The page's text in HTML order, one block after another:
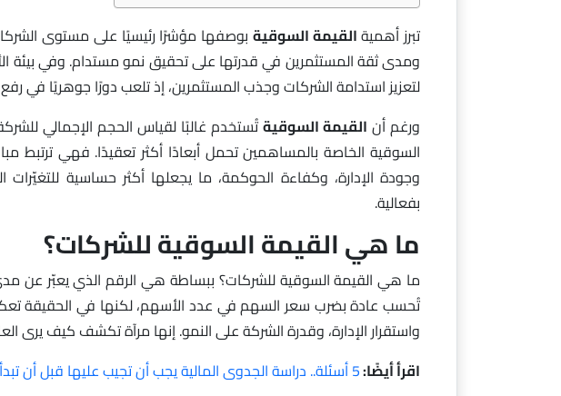
تبرز أهميةالقيمة السوقيةبوصفها مؤشرًا رئيسيًا على مستوى
ومدى ثقة المستثمرين في قدرتها على تحقيق نمو مستدام. وفي بيئة
لتعزيز استدامة الشركات وجذب المستثمرين، إذ تلعب دورًا جوهريًا في
ورغم أن القيمة السوقيةتُستخدم غالبًا لقياس الحجم الإجمالي
السوقية الخاصة بالمساهمين تحمل أبعادًا أكثر تعقيدًا. فهي ترتبط
وجودة الإدارة، وكفاءة الحوكمة، ما يجعلها أكثر حساسية للتغيّرات
بفعالية.
ما هي القيمة السوقية للشركات؟
ما هي القيمة السوقية للشركات؟ ببساطة هي الرقم الذي يعبّر عن
تُحسب عادة بضرب سعر السهم في عدد الأسهم، لكنها في الحقيقة
واستقرار الإدارة، وقدرة الشركة على النمو. إنها مرآة تكشف كيف يرى
اقرأ أيضًا:5 أسئلة.. دراسة الجدوى المالية يجب أن تجيب عليها قبل أن تبدأ؟